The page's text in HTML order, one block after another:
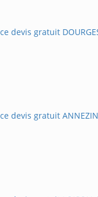
devis gratuit
devis gratuit ANNEZIN